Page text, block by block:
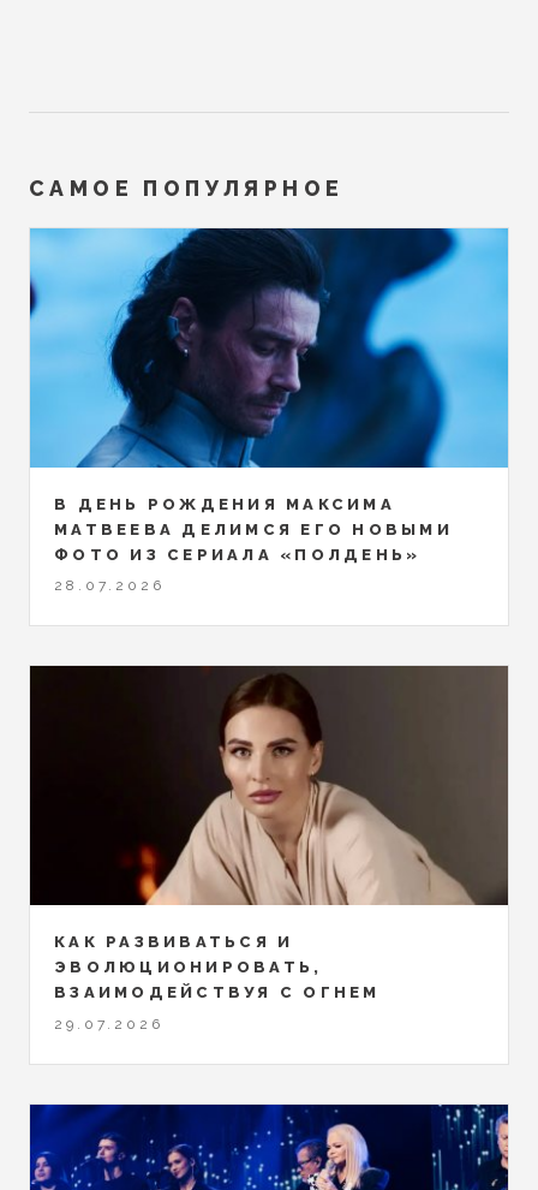
САМОЕ ПОПУЛЯРНОЕ
В ДЕНЬ РОЖДЕНИЯ МАКСИМА
МАТВЕЕВА ДЕЛИМСЯ ЕГО НОВЫМИ
ФОТО ИЗ СЕРИАЛА «ПОЛДЕНЬ»
28.07.2026
КАК РАЗВИВАТЬСЯ И
ЭВОЛЮЦИОНИРОВАТЬ,
ВЗАИМОДЕЙСТВУЯ С ОГНЕМ
29.07.2026